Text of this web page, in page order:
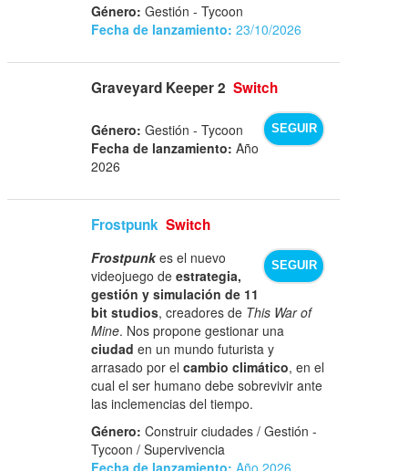
Género: Gestión - Tycoon
Fecha de lanzamiento: 23/10/2026
Graveyard Keeper 2 Switch
SEGUIR
Género: Gestión - Tycoon
Fecha de lanzamiento: Año
2026
Frostpunk Switch
SEGUIR
Frostpunkes el nuevo
videojuego deestrategia,
gestión y simulación de 11
bit studios, creadores de This War of
Mine. Nos propone gestionar una
ciudad en un mundo futurista y
arrasado por elcambio climático, en el
cual el ser humano debe sobrevivir ante
las inclemencias del tiempo.
Género: Construir ciudades / Gestión -
Tycoon / Supervivencia
Fecha de lanzamiento: Año 2026